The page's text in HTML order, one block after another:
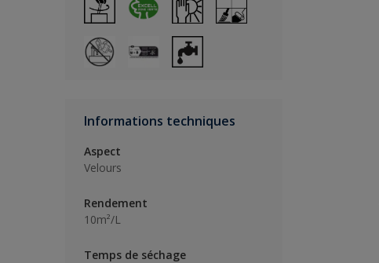
Informations techniques
Aspect
Velours
Rendement
10m²/L
Temps de séchage